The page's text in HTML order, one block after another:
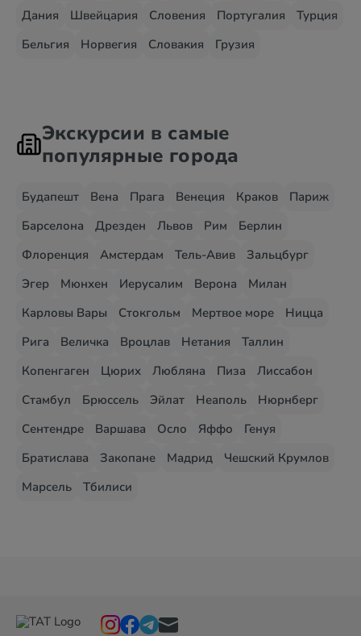
Дания
Швейцария Словения Португалия
Турция
Бельгия
Норвегия Словакия Грузия
Экскурсии в самые
популярные города
Будапешт Вена Прага Венеция Краков
Париж
Барселона
Дрезден Львов Рим
Берлин
Флоренция
Амстердам Тель-Авив
Зальцбург
Эгер
Мюнхен Иерусалим Верона
Милан
Карловы Вары
Стокгольм Мертвое море
Ницца
Рига
Величка Вроцлав Нетания
Таллин
Копенгаген
Цюрих Любляна Пиза
Лиссабон
Стамбул
Брюссель Эйлат Неаполь
Нюрнберг
Сентендре
Варшава Осло Яффо
Генуя
Братислава
Закопане Мадрид
Чешский Крумлов
Марсель
Тбилиси